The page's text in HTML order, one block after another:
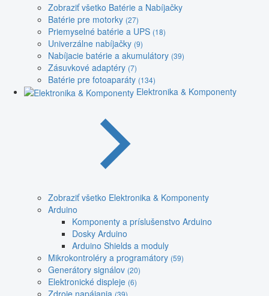
Zobraziť všetko Batérie a Nabíjačky
Batérie pre motorky (27)
Priemyselné batérie a UPS (18)
Univerzálne nabíjačky (9)
Nabíjacie batérie a akumulátory (39)
Zásuvkové adaptéry (7)
Batérie pre fotoaparáty (134)
Elektronika & Komponenty
Zobraziť všetko Elektronika & Komponenty
Arduino
Komponenty a príslušenstvo Arduino
Dosky Arduino
Arduino Shields a moduly
Mikrokontroléry a programátory (59)
Generátory signálov (20)
Elektronické displeje (6)